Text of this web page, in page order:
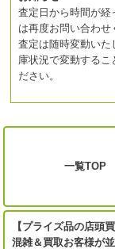
査定日から時間が経
は再度お問い合わせ
査定は随時変動いた
庫状況で変動するこ
ださい。
一覧TOP
【プライズ品の店頭
混雑＆買取お客様が